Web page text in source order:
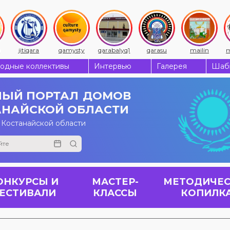
jitiqara qamysty qarabalyq1 qarasu mailin
коллективы Интервью Галерея
ПОРТАЛ ДОМОВ
ОБЛАСТИ
области
И
МАСТЕР-
КЛАССЫ